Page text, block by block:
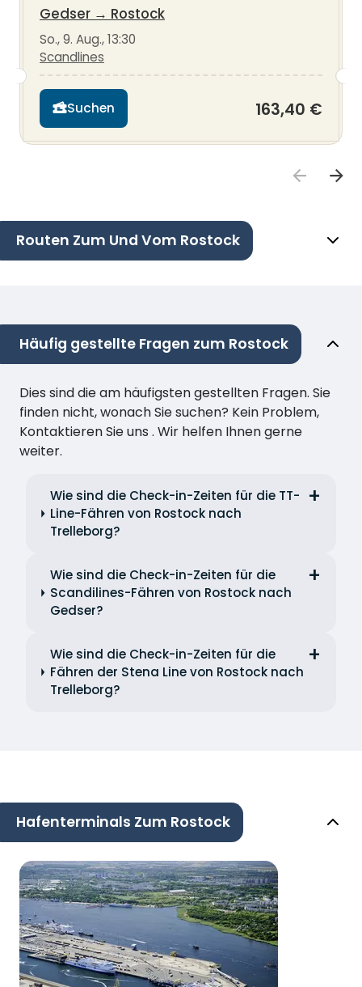
Gedser → Rostock
So., 9. Aug., 13:30
Scandlines
Suchen 163,40 €
Routen Zum Und Vom Rostock
Häufig gestellte Fragen zum Rostock
Dies sind die am häufigsten gestellten Fragen. Sie
finden nicht, wonach Sie suchen? Kein Problem,
Kontaktieren Sie uns . Wir helfen Ihnen gerne
weiter.
Wie sind die Check-in-Zeiten für die TT-
Line-Fähren von Rostock nach
Trelleborg?
Wie sind die Check-in-Zeiten für die
Scandilines-Fähren von Rostock nach
Gedser?
Wie sind die Check-in-Zeiten für die
Fähren der Stena Line von Rostock nach
Trelleborg?
Hafenterminals Zum Rostock